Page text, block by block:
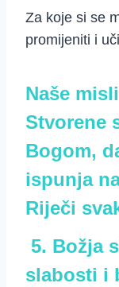
Za koje si se
promijeniti i
Naše
Stvorene
Bogom,
ispunja
Riječi
5. Božja
slabosti i